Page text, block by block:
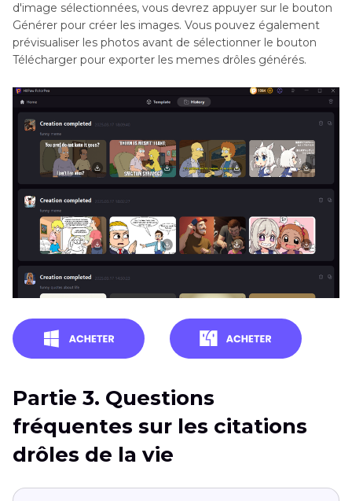
d'image sélectionnées, vous devrez appuyer sur le bouton
Générer pour créer les images. Vous pouvez également
prévisualiser les photos avant de sélectionner le bouton
Télécharger pour exporter les memes drôles générés.
Partie 3. Questions
fréquentes sur les citations
drôles de la vie